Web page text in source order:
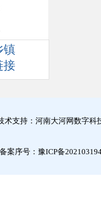
镇
接
支持：河南大河网数字科
案序号： 豫ICP备